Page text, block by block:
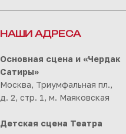
НАШИ АДРЕСА
Основная сцена и «Чердак
Сатиры»
Москва, Триумфальная пл.,
д. 2, стр. 1, м. Маяковская
Детская сцена Театра